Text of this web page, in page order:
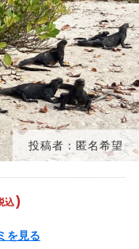
投稿者：匿名希望
込)
を見る